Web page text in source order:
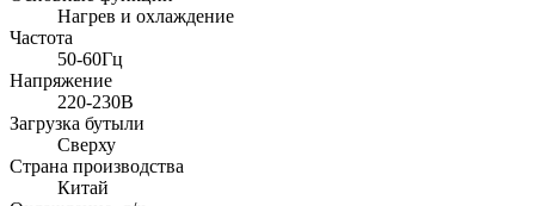
Нагрев и охлаждение
Частота
50-60Гц
Напряжение
220-230В
Загрузка бутыли
Сверху
Страна производства
Китай